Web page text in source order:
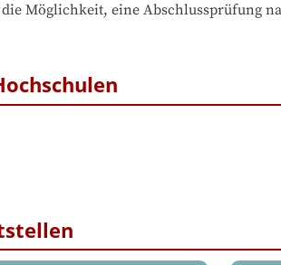
Möglichkeit, eine Abschlussprüfung